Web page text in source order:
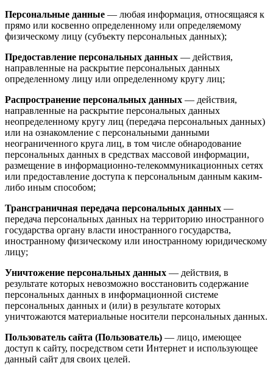
Персональные данные — любая информация, относящаяся к
прямо или косвенно определенному или определяемому
физическому лицу (субъекту персональных данных);
Предоставление персональных данных — действия,
направленные на раскрытие персональных данных
определенному лицу или определенному кругу лиц;
Распространение персональных данных — действия,
направленные на раскрытие персональных данных
неопределенному кругу лиц (передача персональных данных)
или на ознакомление с персональными данными
неограниченного круга лиц, в том числе обнародование
персональных данных в средствах массовой информации,
размещение в информационно-телекоммуникационных сетях
или предоставление доступа к персональным данным каким-
либо иным способом;
Трансграничная передача персональных данных —
передача персональных данных на территорию иностранного
государства органу власти иностранного государства,
иностранному физическому или иностранному юридическому
лицу;
Уничтожение персональных данных — действия, в
результате которых невозможно восстановить содержание
персональных данных в информационной системе
персональных данных и (или) в результате которых
уничтожаются материальные носители персональных данных.
Пользователь сайта (Пользователь) — лицо, имеющее
доступ к сайту, посредством сети Интернет и использующее
данный сайт для своих целей.